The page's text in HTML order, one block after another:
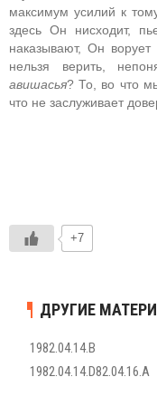
максимум усилий к
здесь Он нисходит,
наказывают, Он
нельзя верить,
авишасья? То, во что
что не заслуживает
+7
ДРУГИЕ
1982.04.14.B
1982.04.14.D82.04.16.A